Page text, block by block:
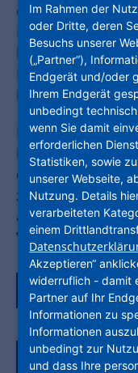
eine
Bestände
bezahlbaren
ihr Bestes geben
Für das
ihren Geschäfts-
einem digitalen
ansprechende
Videos.
Zum Berichtsjahr
Zum
Im Rahmen der
oder Dritte, deren
Besuchs unserer
(„Partner“),
Endgerät und/oder
Ihrem Endgerät
unbedingt
wenn Sie damit
erforderlichen
Statistiken, sowie
unserer Webseite,
Nutzung. Details
verarbeiteten
einem
Akzeptieren“
widerruflich - damit
Partner auf Ihr
Informationen zu
Informationen
unbedingt zur
und dass Ihre